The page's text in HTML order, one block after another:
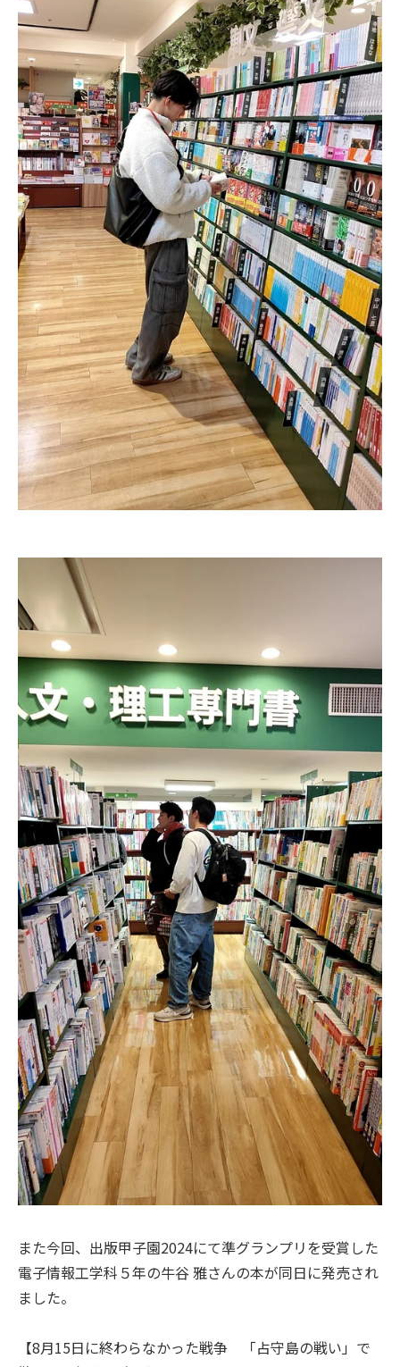
また今回、出版甲子園2024にて準グランプリを受賞した
電子情報工学科５年の牛谷 雅さんの本が同日に発売され
ました。
【8月15日に終わらなかった戦争 「占守島の戦い」で